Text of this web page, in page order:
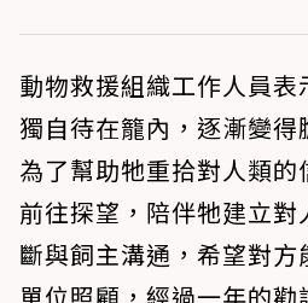
動物救援組織工作人員表
獨自待在籠內，逐漸變得
為了幫助牠重拾對人類
前往探望，陪伴牠建立
斷與飼主溝通，希望對方